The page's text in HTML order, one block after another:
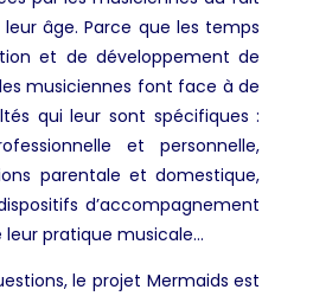
âge. Parce que les temps
et de développement de
musiciennes font face à de
qui leur sont spécifiques :
et personnelle,
parentale et domestique,
d’accompagnement
pratique musicale…
le projet Mermaids est